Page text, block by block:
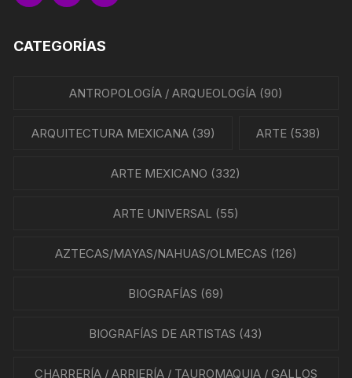
CATEGORÍAS
ANTROPOLOGÍA / ARQUEOLOGÍA(90)
ARQUITECTURA MEXICANA(39) ARTE (538)
ARTE MEXICANO (332)
ARTE UNIVERSAL (55)
AZTECAS/MAYAS/NAHUAS/OLMECAS (126)
BIOGRAFÍAS (69)
BIOGRAFÍAS DE ARTISTAS (43)
CHARRERÍA / ARRIERÍA / TAUROMAQUIA / GALLOS